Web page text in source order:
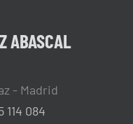
ABASCAL
- Madrid
114 084